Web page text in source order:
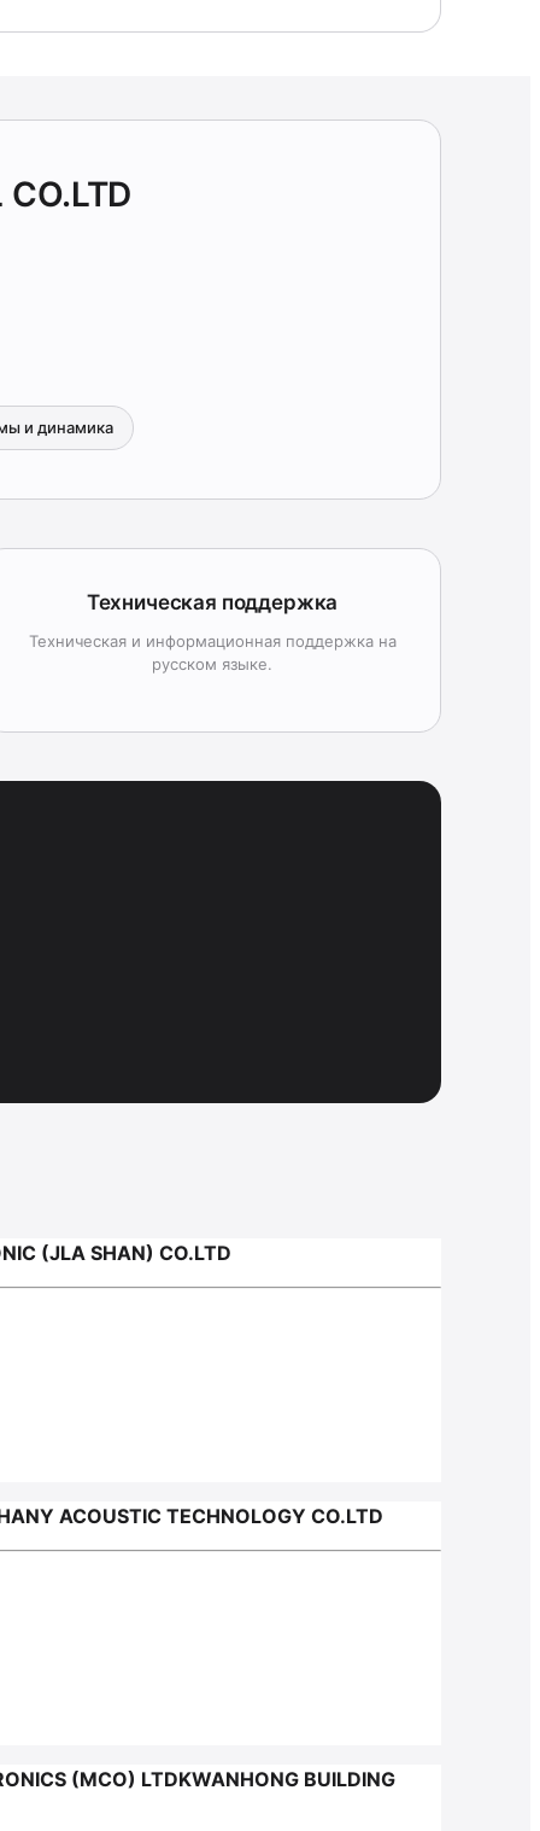
и динамика
Техническая поддержка
Техническая и информационная поддержка на
русском языке.
(JLA SHAN) СО.LTD
TECHNOLOGY CO.LTD
(MCO) LTDKWANHONG BUILDING